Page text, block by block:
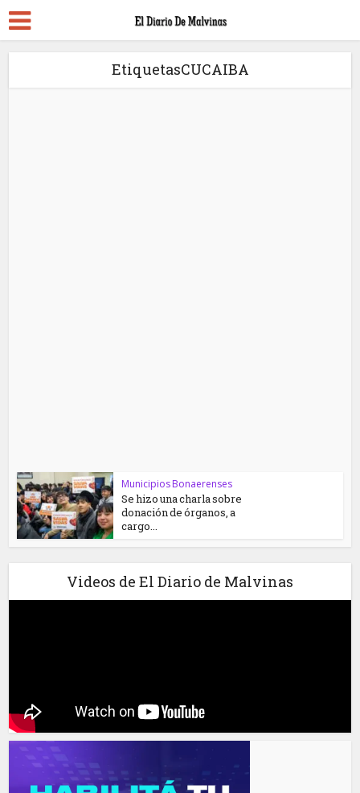
EtiquetasCUCAIBA
Municipios Bonaerenses
Se hizo una charla sobre
donación de órganos, a
cargo...
Videos de El Diario de Malvinas